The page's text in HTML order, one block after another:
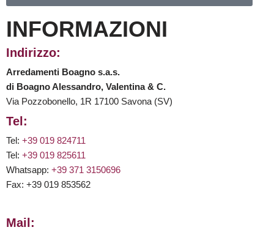
INFORMAZIONI
Indirizzo:
Arredamenti Boagno s.a.s.
di Boagno Alessandro, Valentina & C.
Via Pozzobonello, 1R 17100 Savona (SV)
Tel:
Tel: +39 019 824711
Tel: +39 019 825611
Whatsapp: +39 371 3150696
Fax: +39 019 853562
Mail: